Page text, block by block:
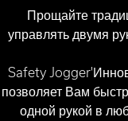
Прощайте
управлять двумя
Safety
позволяет Вам
одной рукой в